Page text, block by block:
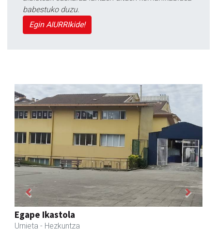
babestuko duzu.
Egin AIURRIkide!
Urnietako AEK euskaltegia
Urnieta - Euskaltegiak
Previous Next